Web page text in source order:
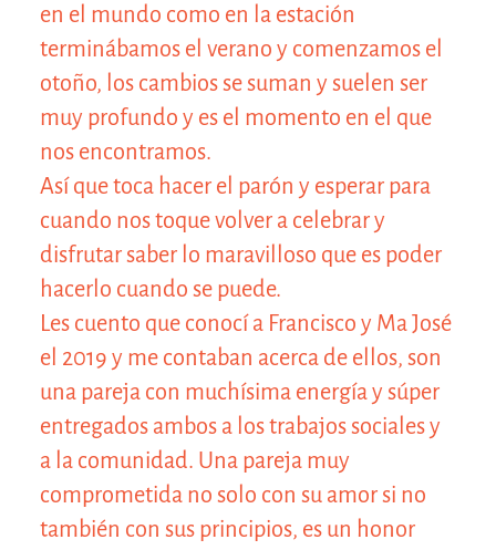
en el mundo como en la estación
terminábamos el verano y comenzamos el
otoño, los cambios se suman y suelen ser
muy profundo y es el momento en el que
nos encontramos.
Así que toca hacer el parón y esperar para
cuando nos toque volver a celebrar y
disfrutar saber lo maravilloso que es poder
hacerlo cuando se puede.
Les cuento que conocí a Francisco y Ma José
el 2019 y me contaban acerca de ellos, son
una pareja con muchísima energía y súper
entregados ambos a los trabajos sociales y
a la comunidad. Una pareja muy
comprometida no solo con su amor si no
también con sus principios, es un honor